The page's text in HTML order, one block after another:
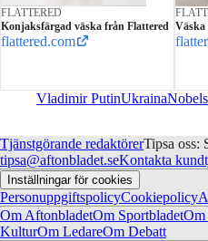
FLATTERED
Konjaksfärgad väska från Flattered
flattered.com
Väska
Vladimir PutinUkraina
Tjänstgörande redaktörerTipsa oss:
tipsa@aftonbladet.seKontakta
Inställningar för cookies
PersonuppgiftspolicyCookiepolicy
Om AftonbladetOm SportbladetOm
KulturOm LedareOm Debatt